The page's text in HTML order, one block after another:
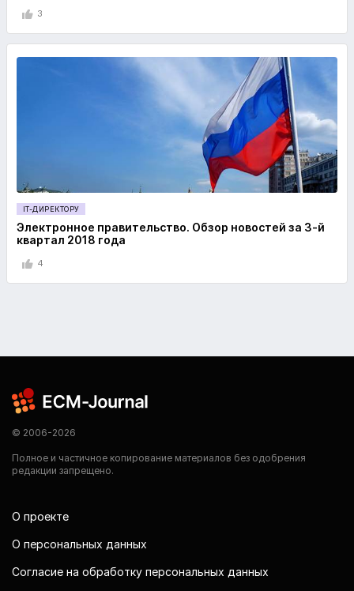
3
IT-ДИРЕКТОРУ
Электронное правительство. Обзор новостей за 3-й
квартал 2018 года
4
© 2006-2026
Полное и частичное копирование материалов без одобрения
редакции запрещено.
О проекте
О персональных данных
Согласие на обработку персональных данных